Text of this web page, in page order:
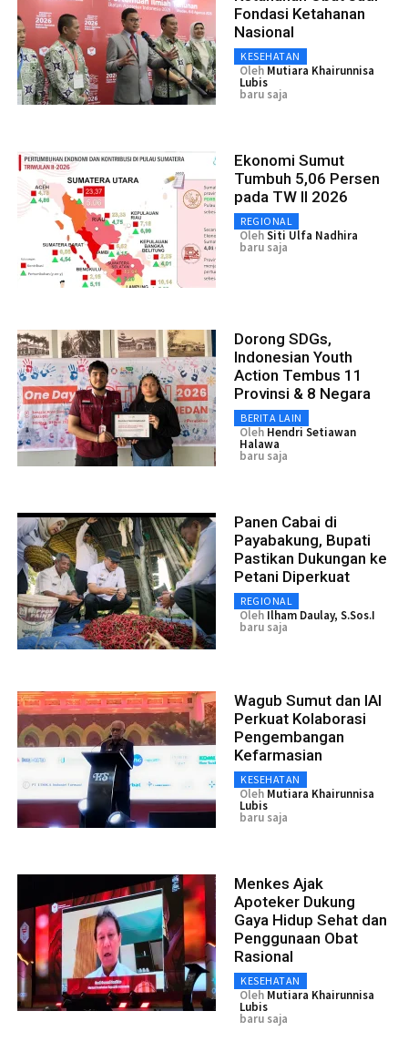
Fondasi Ketahanan
Nasional
KESEHATAN
Oleh Mutiara Khairunnisa
Lubis
baru saja
Ekonomi Sumut
Tumbuh 5,06 Persen
pada TW II 2026
REGIONAL
OlehSiti Ulfa Nadhira
baru saja
Dorong SDGs,
Indonesian Youth
Action Tembus 11
Provinsi & 8 Negara
BERITA LAIN
Oleh Hendri Setiawan
Halawa
baru saja
Panen Cabai di
Payabakung, Bupati
Pastikan Dukungan ke
Petani Diperkuat
REGIONAL
Oleh Ilham Daulay, S.Sos.I
baru saja
Wagub Sumut dan IAI
Perkuat Kolaborasi
Pengembangan
Kefarmasian
KESEHATAN
Oleh Mutiara Khairunnisa
Lubis
baru saja
Menkes Ajak
Apoteker Dukung
Gaya Hidup Sehat dan
Penggunaan Obat
Rasional
KESEHATAN
Oleh Mutiara Khairunnisa
Lubis
baru saja